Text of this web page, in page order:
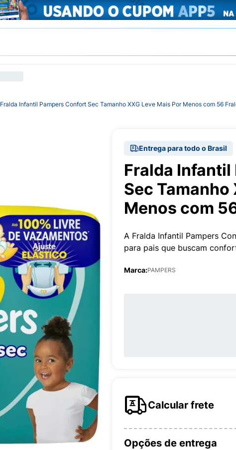
Fralda Infantil Pampers Confort Sec Tamanho XXG Leve Mais Por Menos com 56
Entrega para todo o Brasil
Fralda
Sec Tamanho
Menos com
A Fralda Infantil Pampers
para pais que buscam
Marca:PAMPERS
Calcular frete
Opções de entrega